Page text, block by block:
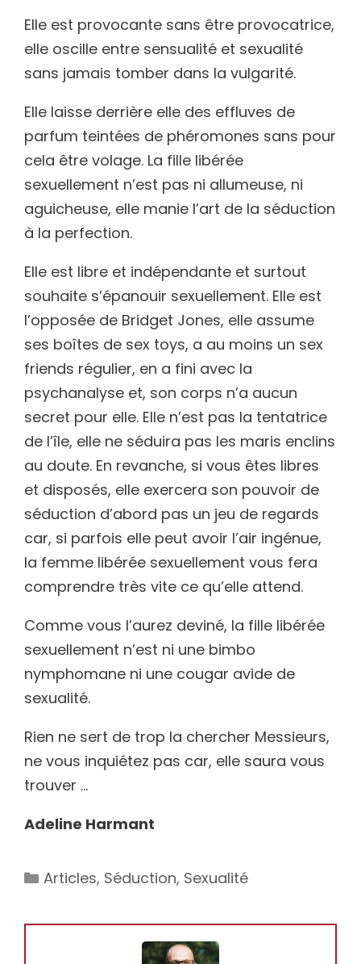
Elle est provocante sans être provocatrice,
elle oscille entre sensualité et sexualité
sans jamais tomber dans la vulgarité.
Elle laisse derrière elle des effluves de
parfum teintées de phéromones sans pour
cela être volage. La fille libérée
sexuellement n’est pas ni allumeuse, ni
aguicheuse, elle manie l’art de la séduction
à la perfection.
Elle est libre et indépendante et surtout
souhaite s’épanouir sexuellement. Elle est
l’opposée de Bridget Jones, elle assume
ses boîtes de sex toys, a au moins un sex
friends régulier, en a fini avec la
psychanalyse et, son corps n’a aucun
secret pour elle. Elle n’est pas la tentatrice
de l’île, elle ne séduira pas les maris enclins
au doute. En revanche, si vous êtes libres
et disposés, elle exercera son pouvoir de
séduction d’abord pas un jeu de regards
car, si parfois elle peut avoir l’air ingénue,
la femme libérée sexuellement vous fera
comprendre très vite ce qu’elle attend.
Comme vous l’aurez deviné, la fille libérée
sexuellement n’est ni une bimbo
nymphomane ni une cougar avide de
sexualité.
Rien ne sert de trop la chercher Messieurs,
ne vous inquiétez pas car, elle saura vous
trouver …
Adeline Harmant
Catégories
Articles, Séduction, Sexualité